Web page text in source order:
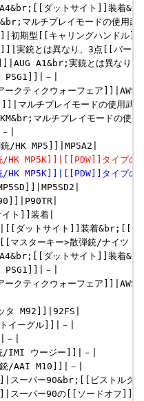
ダットサイト]]装着
マルチプレイモードの使用武
期型[[キャリングハンドル]]
実銃とは異なり、3点[[バー
A1&br;実銃とは異なり
－|
ティクウォーフェア]]|AWS|
マルチプレイモードの使用武
マルチプレイモードの使用
|
/HK MP5K]]|[[PDW]]タイプの
/HK MP5K]]|[[PDW]]タイプの
ト]]装着|
ダットサイト]]装着&br;[[フ
スターキー>散弾銃/ナイツ
ダットサイト]]装着
－|
ティクウォーフェア]]|AWS|
タ M92]]|92FS|
ーグル]]|－|
－|
/IMI ウージー]]|－|
/AAI M10]]|－|
ーパー90&br;[[ピストルグ
ーパー90の[[ソードオフ]]モ